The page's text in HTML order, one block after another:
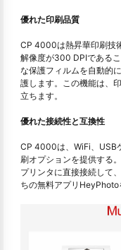
優れた印刷品質
CP 4000は熱昇華印刷技
解像度が300 DPIである
な保護フィルムを自動的
護します。この機能は、
立ちます。
優れた接続性と互換性
CP 4000は、WiFi、USB
刷オプションを提供する
プリンタに直接接続して
ちの無料アプリHeyPhoto